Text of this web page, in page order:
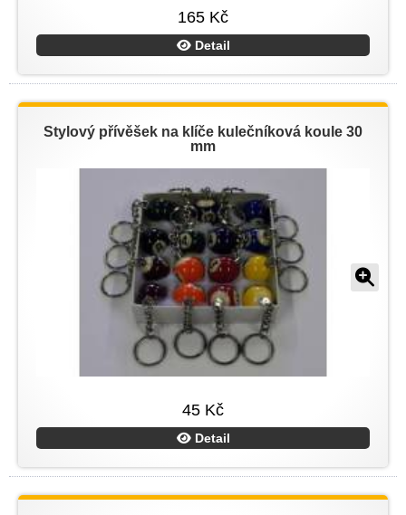
165 Kč
Detail
Stylový přívěšek na klíče kulečníková koule 30
mm
45 Kč
Detail